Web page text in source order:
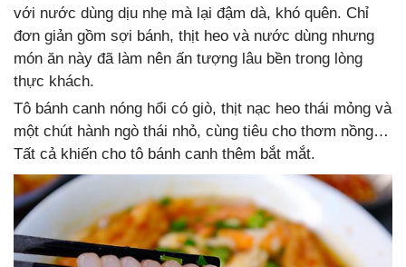
với nước dùng dịu nhẹ mà lại đậm dà, khó quên. Chỉ
đơn giản gồm sợi bánh, thịt heo và nước dùng nhưng
món ăn này đã làm nên ấn tượng lâu bền trong lòng
thực khách.
Tô bánh canh nóng hổi có giò, thịt nạc heo thái mỏng và
một chút hành ngò thái nhỏ, cùng tiêu cho thơm nồng…
Tất cả khiến cho tô bánh canh thêm bắt mắt.